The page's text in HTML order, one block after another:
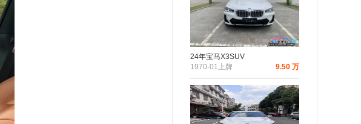
24年宝马X3SUV
1970-01上牌
9.50 万